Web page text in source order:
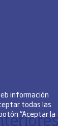
información
todas las
“Aceptar la